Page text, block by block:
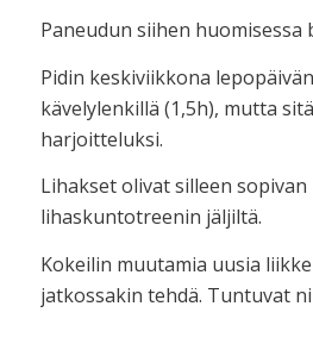
Paneudun siihen
Pidin keskiviikkona
kävelylenkillä (1,5h), mutta
harjoitteluksi.
Lihakset olivat silleen
lihaskuntotreenin jäljiltä.
Kokeilin muutamia uusia
jatkossakin tehdä. Tuntuvat